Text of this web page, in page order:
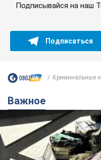
Подписывайся на наш
Подписаться
Криминальные
Важное